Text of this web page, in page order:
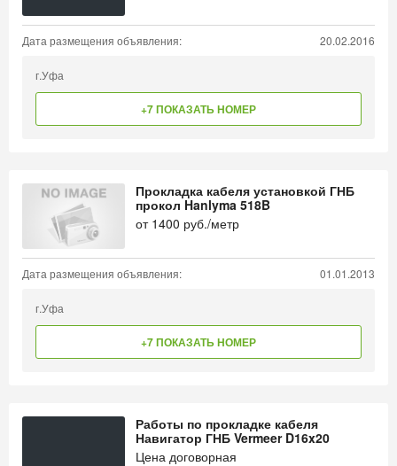
Дата размещения объявления: 20.02.2016
г.Уфа
+7 ПОКАЗАТЬ НОМЕР
Прокладка кабеля установкой ГНБ
прокол Hanlyma 518B
от 1400 руб./метр
Дата размещения объявления: 01.01.2013
г.Уфа
+7 ПОКАЗАТЬ НОМЕР
Работы по прокладке кабеля
Навигатор ГНБ Vermeer D16x20
Цена договорная